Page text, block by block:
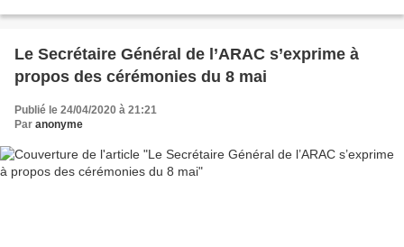
Le Secrétaire Général de l’ARAC s’exprime à
propos des cérémonies du 8 mai
Publié le 24/04/2020 à 21:21
Par anonyme